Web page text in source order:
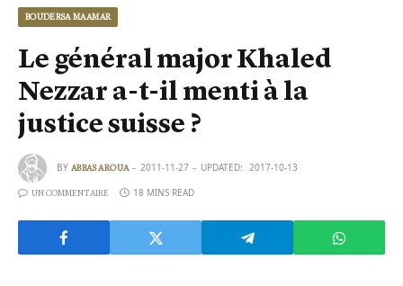
BOUDERSA MAAMAR
Le général major Khaled
Nezzar a-t-il menti à la
justice suisse ?
BY ABBAS AROUA 2011-11-27 UPDATED: 2017-10-13
UN COMMENTAIRE 18 MINS READ